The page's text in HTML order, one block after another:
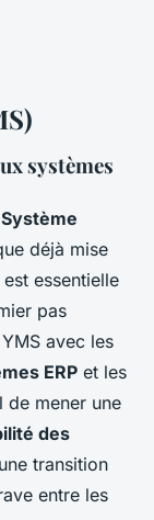
systèmes
déjà mise
essentielle
pas
avec les
ERP et les
de mener une
des
transition
entre les